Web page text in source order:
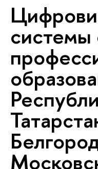
системы